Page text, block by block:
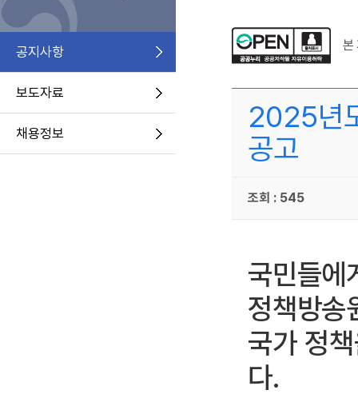
공지사항
보도자료
채용정보
본
2025년
공고
조회 : 545
국민들에
정책방송
국가 정
다.